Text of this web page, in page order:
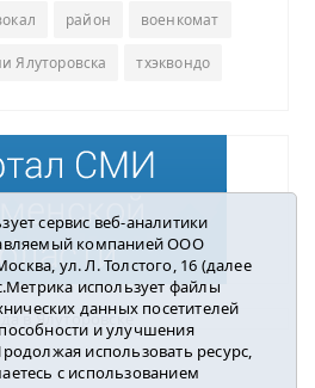
район военкомат
Ялуторовска тхэквондо
в Ялуторовске
сервис веб-аналитики
компанией ООО
ул. Л. Толстого, 16 (далее
использует файлы
данных посетителей
и улучшения
использовать ресурс,
с использованием